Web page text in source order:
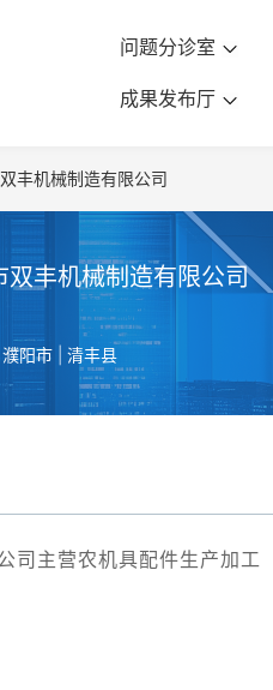
问题分诊室
成果发布厅
丰机械制造有限公司
双丰机械制造有限公司
阳市 | 清丰县
司主营农机具配件生产加工